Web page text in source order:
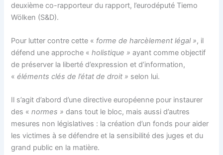
deuxième co-rapporteur du rapport, l’eurodéputé Tiemo
Wölken (S&D).
Pour lutter contre cette « forme de harcèlement légal », il
défend une approche «holistique »ayant comme objectif
de préserver la liberté d’expression et d’information,
«éléments clés de l’état de droit » selon lui.
Il s’agit d’abord d’une directive européenne pour instaurer
des «normes » dans tout le bloc, mais aussi d’autres
mesures non législatives : la création d’un fonds pour aider
les victimes à se défendre et la sensibilité des juges et du
grand public en la matière.